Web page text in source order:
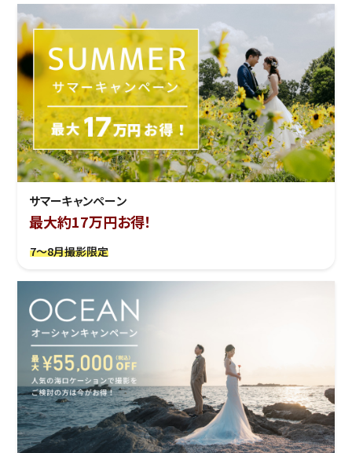
サマーキャンペーン
最大約17万円お得！
7～8月撮影限定